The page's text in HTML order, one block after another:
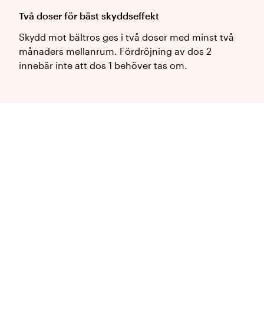
Två doser för bäst skyddseffekt
Skydd mot bältros ges i två doser med minst två
månaders mellanrum. Fördröjning av dos 2
innebär inte att dos 1 behöver tas om.